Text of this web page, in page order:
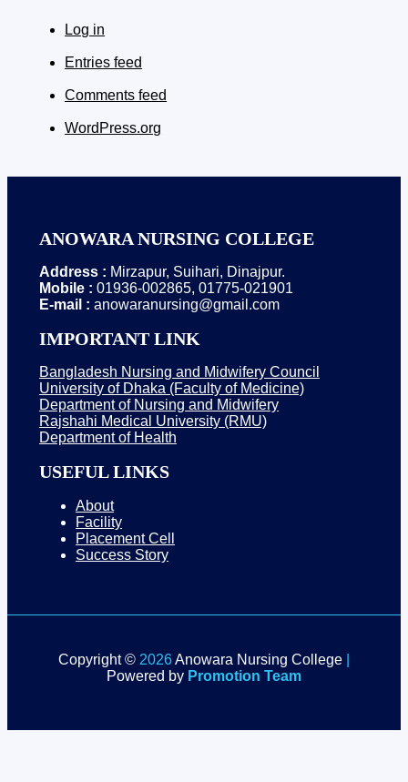
Log in
Entries feed
Comments feed
WordPress.org
ANOWARA NURSING COLLEGE
Address : Mirzapur, Suihari, Dinajpur.
Mobile : 01936-002865, 01775-021901
E-mail : anowaranursing@gmail.com
IMPORTANT LINK
Bangladesh Nursing and Midwifery Council
University of Dhaka (Faculty of Medicine)
Department of Nursing and Midwifery
Rajshahi Medical University (RMU)
Department of Health
USEFUL LINKS
About
Facility
Placement Cell
Success Story
Copyright © 2026Anowara Nursing College
Powered by Promotion Team